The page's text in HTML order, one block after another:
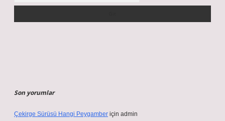
Son yorumlar
Çekirge Sürüsü Hangi Peygamber için admin